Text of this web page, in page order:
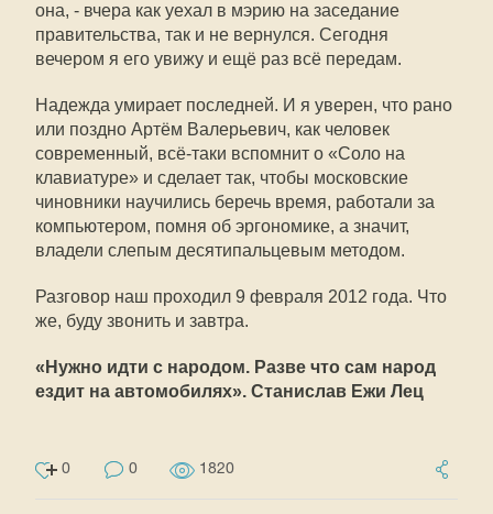
она, - вчера как уехал в мэрию на заседание
правительства, так и не вернулся. Сегодня
вечером я его увижу и ещё раз всё передам.
Надежда умирает последней. И я уверен, что рано
или поздно Артём Валерьевич, как человек
современный, всё-таки вспомнит о «Соло на
клавиатуре» и сделает так, чтобы московские
чиновники научились беречь время, работали за
компьютером, помня об эргономике, а значит,
владели слепым десятипальцевым методом.
Разговор наш проходил 9 февраля 2012 года. Что
же, буду звонить и завтра.
«Нужно идти с народом. Разве что сам народ
ездит на автомобилях». Станислав Ежи Лец
0 0 1820